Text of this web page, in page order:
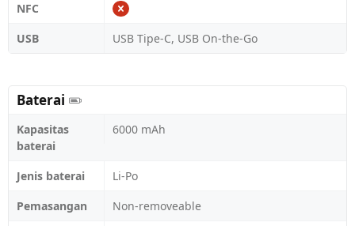
NFC
USB
USB Tipe-C, USB On-the-Go
Baterai
Kapasitas
baterai
6000 mAh
Jenis baterai
Li-Po
Pemasangan
Non-removeable